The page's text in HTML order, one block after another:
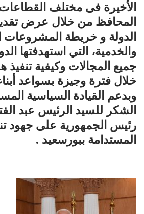
الأخيرة فى مختلف
المحافظ من خلال عرض
الدولة و خريطة المشروعات
والخدمية، التي استهدفتها
جميع المجالات وكيفية
خلال فترة وجيزة بسواعد
وبدعم القيادة السياسية
الشكر للسيد الرئيس عبد
رئيس الجمهورية على جهود
المستدامة ببورسعيد .